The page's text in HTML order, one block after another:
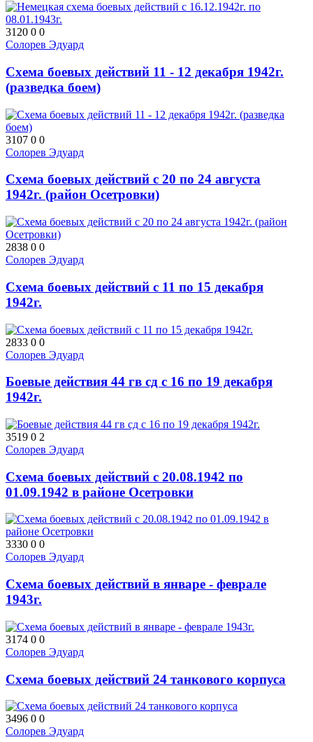
3120 0 0
Солорев Эдуард
Схема боевых действий 11 - 12 декабря 1942г.
(разведка боем)
3107 0 0
Солорев Эдуард
Схема боевых действий с 20 по 24 августа
1942г. (район Осетровки)
2838 0 0
Солорев Эдуард
Схема боевых действий с 11 по 15 декабря
1942г.
2833 0 0
Солорев Эдуард
Боевые действия 44 гв сд с 16 по 19 декабря
1942г.
3519 0 2
Солорев Эдуард
Схема боевых действий с 20.08.1942 по
01.09.1942 в районе Осетровки
3330 0 0
Солорев Эдуард
Схема боевых действий в январе - феврале
1943г.
3174 0 0
Солорев Эдуард
Схема боевых действий 24 танкового корпуса
3496 0 0
Солорев Эдуард